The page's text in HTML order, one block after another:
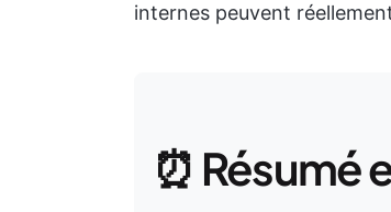
internes peuvent
⏰ Résumé